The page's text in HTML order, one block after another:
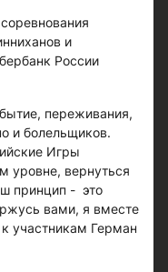
и
России
переживания,
и болельщиков.
Игры
уровне, вернуться
принцип - это
вами, я вместе
участникам Герман